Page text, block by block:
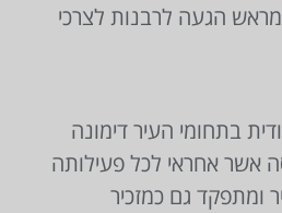
הגעה לרבנות לצרכי
בתחומי העיר דימונה
אשר אחראי לכל פעילותה
ומתפקד גם כמזכיר